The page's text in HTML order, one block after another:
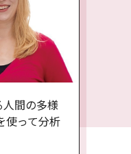
間の多様
使って分析